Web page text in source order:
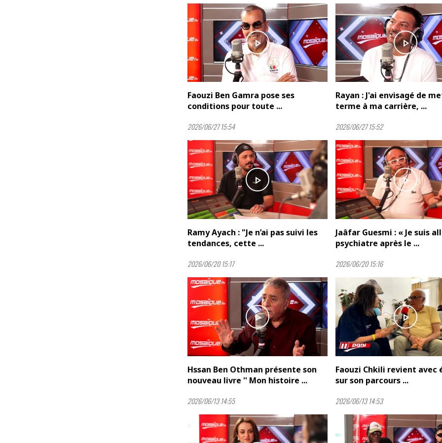
play_arrow
Faouzi Ben Gamra pose ses
conditions pour toute ...
2026/06/27 15:54
play_arrow
Rayan : J'ai envisagé de
terme à ma carrière, ...
2026/06/27 15:52
play_arrow
Ramy Ayach : "Je n’ai pas suivi les
tendances, cette ...
2026/06/20 15:17
play_arrow
Jaâfar Guesmi : « Je suis
psychiatre après le ...
2026/06/20 15:16
play_arrow
Hssan Ben Othman présente son
nouveau livre '' Mon histoire ...
2026/06/13 14:55
play_arrow
Faouzi Chkili revient avec
sur son parcours ...
2026/06/13 14:53